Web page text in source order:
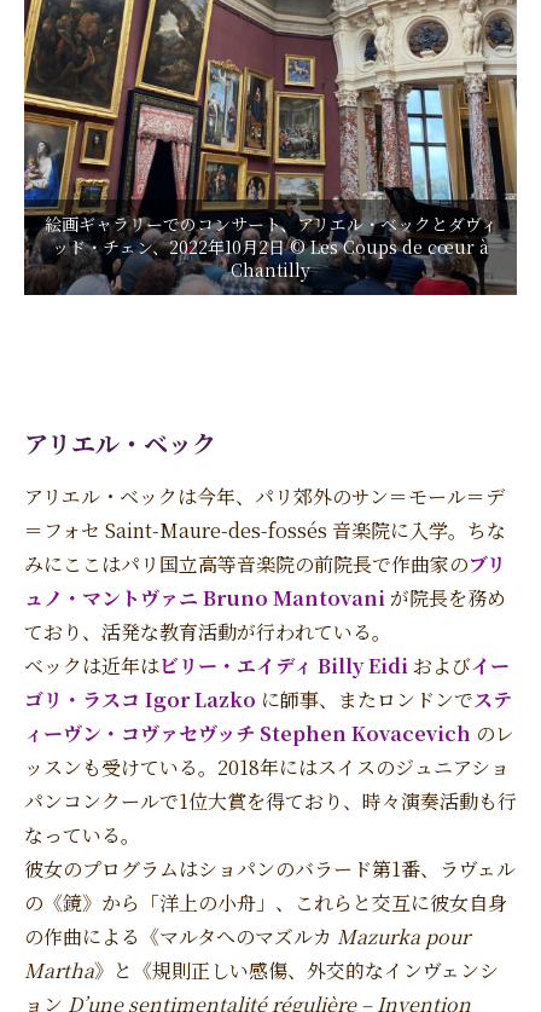
絵画ギャラリーでのコンサート、アリエル・ベックとダヴィ
ッド・チェン、2022年10月2日 © Les Coups de cœur à
Chantilly
アリエル・ベック
アリエル・ベックは今年、パリ郊外のサン＝モール＝デ
＝フォセ Saint-Maure-des-fossés 音楽院に入学。ちな
みにここはパリ国立高等音楽院の前院長で作曲家のブリ
ュノ・マントヴァニ Bruno Mantovani が院長を務め
ており、活発な教育活動が行われている。
ベックは近年はビリー・エイディ Billy Eidi およびイー
ゴリ・ラスコ Igor Lazko に師事、またロンドンでステ
ィーヴン・コヴァセヴッチ Stephen Kovacevich のレ
ッスンも受けている。2018年にはスイスのジュニアショ
パンコンクールで1位大賞を得ており、時々演奏活動も行
なっている。
彼女のプログラムはショパンのバラード第1番、ラヴェル
の《鏡》から「洋上の小舟」、これらと交互に彼女自身
の作曲による《マルタへのマズルカ Mazurka pour
Martha》と《規則正しい感傷、外交的なインヴェンシ
ョン D’une sentimentalité régulière – Invention